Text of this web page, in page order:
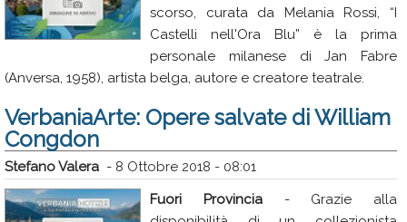
scorso, curata da Melania Rossi, “I
Castelli nell'Ora Blu” è la prima
personale milanese di Jan Fabre
(Anversa, 1958), artista belga, autore e creatore teatrale.
VerbaniaArte: Opere salvate di William
Congdon
Stefano Valera - 8 Ottobre 2018 - 08:01
Fuori Provincia- Grazie alla